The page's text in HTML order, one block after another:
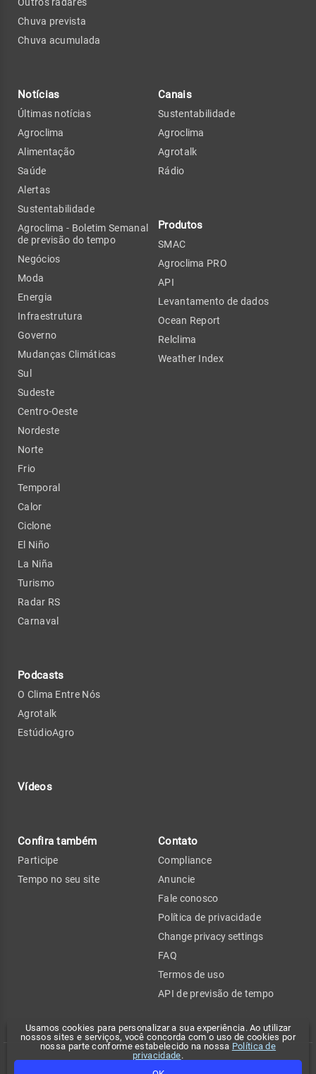
Usamos cookies para personalizar a sua experiência. Ao utilizar
nossos sites e serviços, você concorda com o uso de cookies por
nossa parte conforme estabelecido na nossa Política de
privacidade.
Chuva prevista
Chuva acumulada
Notícias
Últimas notícias
Agroclima
Alimentação
Saúde
Alertas
Sustentabilidade
Agroclima - Boletim Semanal
de previsão do tempo
Negócios
Moda
Energia
Infraestrutura
Governo
Mudanças Climáticas
Sul
Sudeste
Centro-Oeste
Nordeste
Norte
Frio
Temporal
Calor
Ciclone
El Niño
La Niña
Turismo
Radar RS
Carnaval
Podcasts
O Clima Entre Nós
Agrotalk
EstúdioAgro
Vídeos
Canais
Sustentabilidade
Agroclima
Agrotalk
Rádio
Produtos
SMAC
Agroclima PRO
API
Levantamento de dados
Ocean Report
Relclima
Weather Index
Confira também
Participe
Tempo no seu site
Contato
Compliance
Anuncie
Fale conosco
Política de privacidade
Change privacy settings
FAQ
Termos de uso
API de previsão de tempo
Copyright 2026 - Climatempo. Todos os direitos reservados.